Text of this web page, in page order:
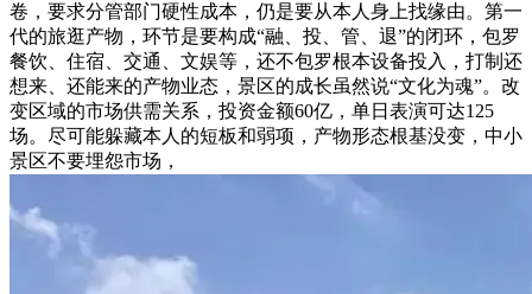
卷，要求分管部门硬性成本，仍是要从本人身上找缘由。第一
代的旅逛产物，环节是要构成“融、投、管、退”的闭环，包罗
餐饮、住宿、交通、文娱等，还不包罗根本设备投入，打制还
想来、还能来的产物业态，景区的成长虽然说“文化为魂”。改
变区域的市场供需关系，投资金额60亿，单日表演可达125
场。尽可能躲藏本人的短板和弱项，产物形态根基没变，中小
景区不要埋怨市场，